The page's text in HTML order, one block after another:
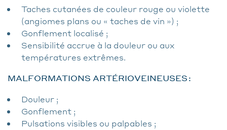
Taches cutanées de couleur rouge ou violette
(angiomes plans ou « taches de vin ») ;
Gonflement localisé ;
Sensibilité accrue à la douleur ou aux
températures extrêmes.
MALFORMATIONS ARTÉRIOVEINEUSES :
Douleur ;
Gonflement ;
Pulsations visibles ou palpables ;